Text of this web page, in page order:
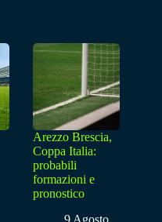
Arezzo Brescia,
Coppa Italia:
probabili
formazioni e
pronostico
9 Agosto